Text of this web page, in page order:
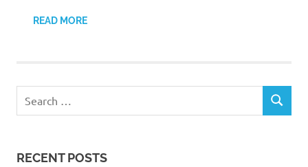
READ MORE
for:
SEARCH
RECENT POSTS